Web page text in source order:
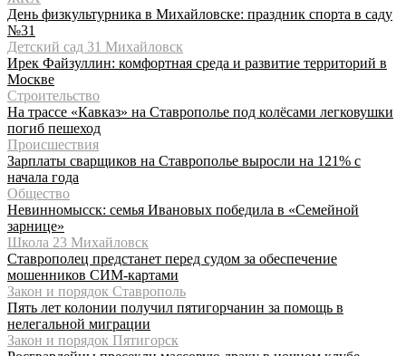
День физкультурника в Михайловске: праздник спорта в саду
№31
Детский сад 31 Михайловск
Ирек Файзуллин: комфортная среда и развитие территорий в
Москве
Строительство
На трассе «Кавказ» на Ставрополье под колёсами легковушки
погиб пешеход
Происшествия
Зарплаты сварщиков на Ставрополье выросли на 121% с
начала года
Общество
Невинномысск: семья Ивановых победила в «Семейной
зарнице»
Школа 23 Михайловск
Ставрополец предстанет перед судом за обеспечение
мошенников СИМ-картами
Закон и порядок Ставрополь
Пять лет колонии получил пятигорчанин за помощь в
нелегальной миграции
Закон и порядок Пятигорск